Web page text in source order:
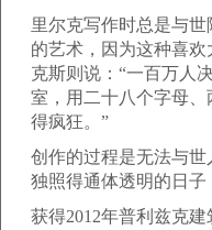
里尔克写作时总是与
的艺术，因为这种喜
克斯则说：“一百万人
室，用二十八个字母
得疯狂。”
创作的过程是无法与
独照得通体透明的日子
获得2012年普利兹克